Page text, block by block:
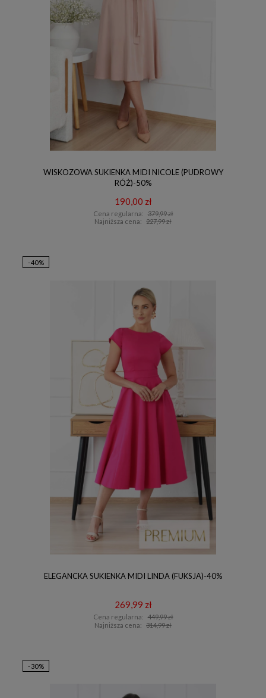
WISKOZOWA SUKIENKA MIDI NICOLE (PUDROWY
RÓŻ)-50%
190,00 zł
Cena regularna: 379,99 zł
Najniższa cena:
227,99 zł
ELEGANCKA SUKIENKA MIDI LINDA (FUKSJA)-40%
269,99 zł
Cena regularna: 449,99 zł
Najniższa cena:
314,99 zł
-40%
-30%